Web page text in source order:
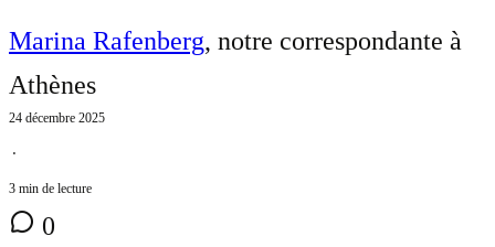
Marina Rafenberg, notre correspondante à
Athènes
24 décembre 2025
⋅
3 min de lecture
0